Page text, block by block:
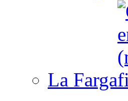
La Farga